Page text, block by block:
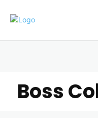
Boss